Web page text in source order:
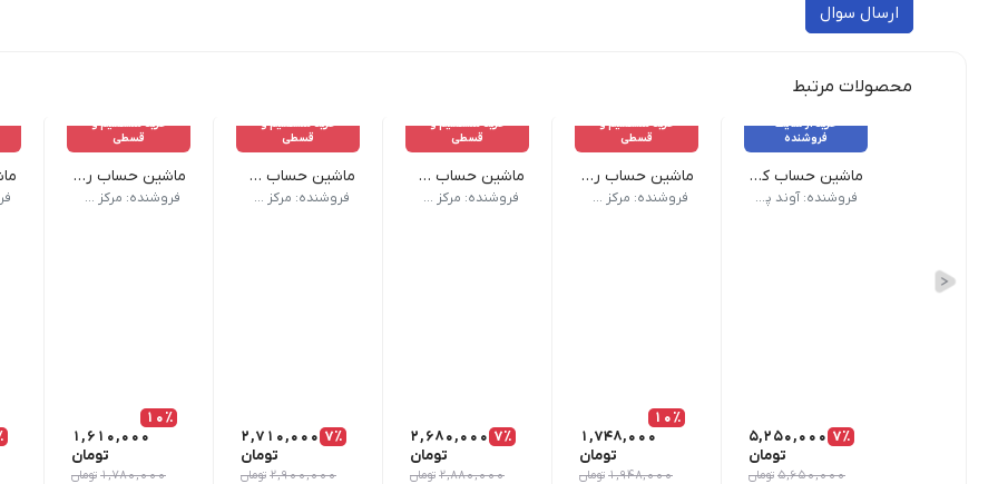
ارسال سوال
محصولات مرتبط
خرید از سایت
فروشنده
ماشین حساب کاسیو WD-320MT وزن 255 گرم | ابعاد 19.5 × 14.9 × 3.6 سانتیمتر | برند Casio | تعداد کاراکتر: 12 رقم | ویژگی های ماشین حساب: خاموش شدن خودکار | مقاوم در برابر آب و گرد و خاک کلید‌های Tax+ و Tax- صفحه‌کلید قابل شست‌وشو | منبع تغذیه: باتری و پنل خورشیدی | گارانتی: یکسال
فروشنده: آوند پرینتر
7٪ 5,250,000
تومان
5,650,000 تومان
خرید مستقیم و
قسطی
ماشین حساب رومیزی 14 رقمی کاتیگا - مدل CD-2837-14
ماشین حساب رومیزی 14 رقمی با کلیدهای پیشرفته مخصوص کاربران مالیاتی.| 🛠️ این محصول دارای یک سال گارانتی تعمیر رایگان می‌باشد.| ❌ شکستگی و آب‌خوردگی شامل گارانتی نمی‌باشد.
فروشنده: مرکز حساب و نوشتار اسپاد
10٪
1,748,000
تومان
1,948,000 تومان
خرید مستقیم و
قسطی
ماشین حساب 12 رقمی کاتیگا - مدل CD-2420ماشین حساب 12 رقمی رومیزی با کلیدهای کاربردی، مناسب دفاتر کوچک و فروشگاه‌ها. | 🛠️ این محصول دارای یک سال گارانتی تعمیر رایگان می‌باشد.| ❌ شکستگی و آب‌خوردگی شامل گارانتی نمی‌باشد.
فروشنده: مرکز حساب و نوشتار اسپاد
7٪ 2,680,000
تومان
2,880,000 تومان
خرید مستقیم و
قسطی
ماشین حساب 16 رقمی کاتیگا - مدل CD-2753-16RPماشین حساب 16 رقمی با دکمه‌های درشت و بررسی 105 مرحله، مناسب کاربران جدی.| 🛠️ این محصول دارای یک سال گارانتی تعمیر رایگان می‌باشد.| ❌ شکستگی و آب‌خوردگی شامل گارانتی نمی‌باشد.
فروشنده: مرکز حساب و نوشتار اسپاد
7٪ 2,710,000
تومان
2,900,000 تومان
خرید مستقیم و
قسطی
ماشین حساب رومیزی 14 کاتیگا - مدل CD-2730-14RP
ماشین حساب رومیزی 14 رقمی با طراحی کاربردی و کلیدهای کاربردی برای محاسبات سریع. | 🛠️ این محصول دارای یک سال گارانتی تعمیر رایگان می‌باشد.| ❌ شکستگی و آب‌خوردگی شامل گارانتی نمی‌باشد.
فروشنده: مرکز حساب و نوشتار اسپاد
10٪
1,610,000
تومان
1,780,000 تومان
ماشین حساب